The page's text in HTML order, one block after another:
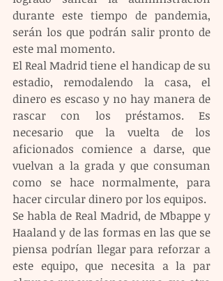
durante este tiempo de pandemia,
serán los que podrán salir pronto de
este mal momento.
El Real Madrid tiene el handicap de su
estadio, remodalendo la casa, el
dinero es escaso y no hay manera de
rascar con los préstamos. Es
necesario que la vuelta de los
aficionados comience a darse, que
vuelvan a la grada y que consuman
como se hace normalmente, para
hacer circular dinero por los equipos.
Se habla de Real Madrid, de Mbappe y
Haaland y de las formas en las que se
piensa podrían llegar para reforzar a
este equipo, que necesita a la par